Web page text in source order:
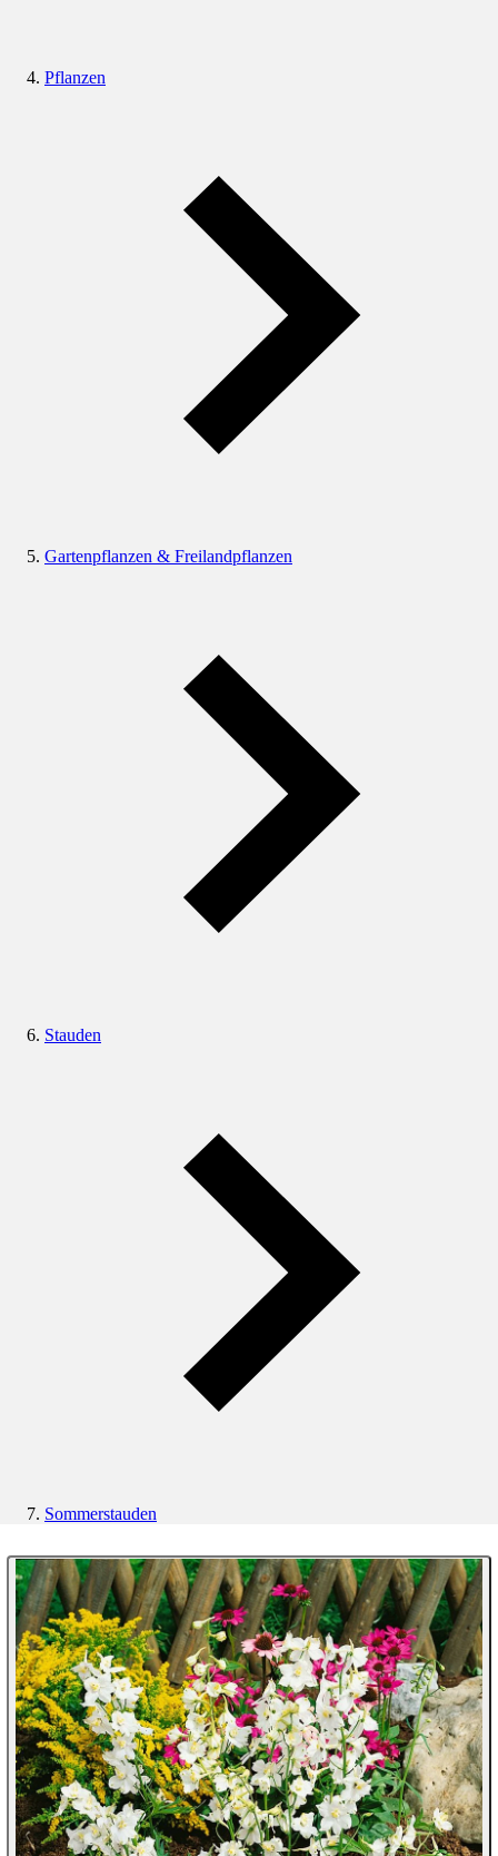
Pflanzen
Gartenpflanzen & Freilandpflanzen
Stauden
Sommerstauden